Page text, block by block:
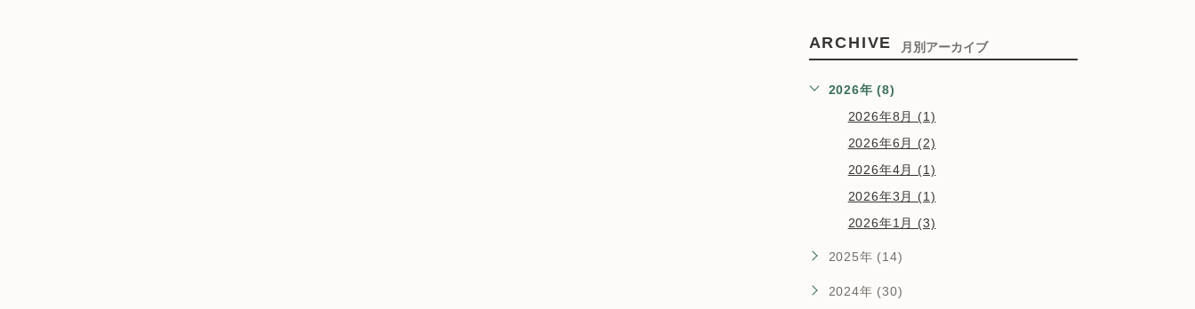
ARCHIVE 月別アーカイブ
2026年 (8)
2026年8月 (1)
2026年6月 (2)
2026年4月 (1)
2026年3月 (1)
2026年1月 (3)
2025年 (14)
2024年 (30)